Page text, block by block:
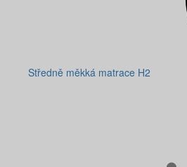
Středně měkká matrace H2